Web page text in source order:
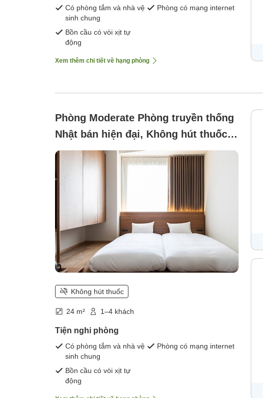
Có phòng tắm và nhà vệ
sinh chung
Phòng có mạng internet
Bồn cầu có vòi xịt tự
động
Xem thêm chi tiết về hạng phòng
Phòng Moderate Phòng truyền thống
Nhật bán hiện đại, Không hút thuốc
(Vừa phải với phong cách Nhật Bản)
Không hút thuốc
24 m² 1–4 khách
Tiện nghi phòng
Có phòng tắm và nhà vệ
sinh chung
Phòng có mạng internet
Bồn cầu có vòi xịt tự
động